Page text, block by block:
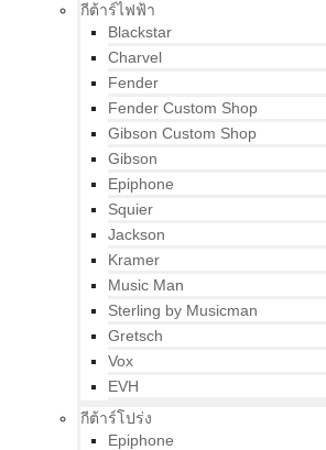
กีต้าร์ไฟฟ้า
Blackstar
Charvel
Fender
Fender Custom Shop
Gibson Custom Shop
Gibson
Epiphone
Squier
Jackson
Kramer
Music Man
Sterling by Musicman
Gretsch
Vox
EVH
กีต้าร์โปร่ง
Epiphone